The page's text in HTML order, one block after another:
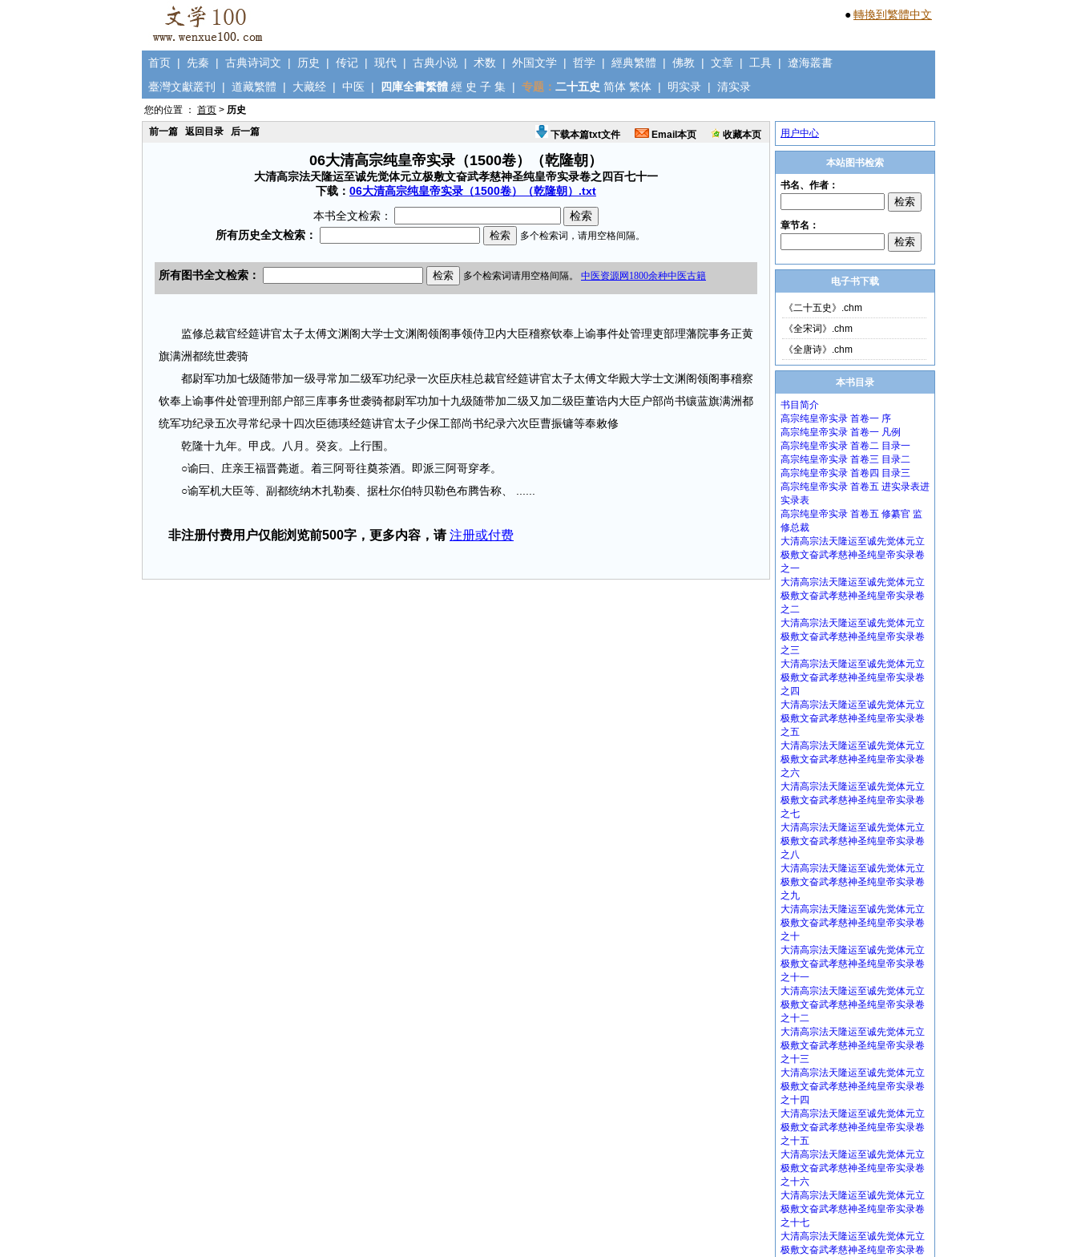
●轉換到繁體中文
首页 | 先秦 | 古典诗词文 | 历史 | 传记 | 现代 | 古典小说 | 术数 | 外国文学 | 哲学 | 經典繁體 | 佛教 | 文章 | 工具 | 遼海叢書
臺灣文獻叢刊
| 道藏繁體 | 大藏经 | 中医 | 四庫全書繁體 經 史 子 集 | 专题： 二十五史 简体 繁体 | 明实录 | 清实录
您的位置 ： 首页 > 历史
前一篇
返回目录 后一篇 下载本篇txt文件 Email本页 收藏本页
06大清高宗纯皇帝实录（1500卷）（乾隆朝）
大清高宗法天隆运至诚先觉体元立极敷文奋武孝慈神圣纯皇帝实录卷之四百七十一
下载： 06大清高宗纯皇帝实录（1500卷）（乾隆朝）.txt
本书全文检索：
监修总裁官经筵讲官太子太傅文渊阁大学士文渊阁领阁事领侍卫内大臣稽察钦奉上谕事件处管理吏部理藩院事务正黄
旗满洲都统世袭骑
都尉军功加七级随带加一级寻常加二级军功纪录一次臣庆桂总裁官经筵讲官太子太傅文华殿大学士文渊阁领阁事稽察
钦奉上谕事件处管理刑部户部三库事务世袭骑都尉军功加十九级随带加二级又加二级臣董诰内大臣户部尚书镶蓝旗满洲都
统军功纪录五次寻常纪录十四次臣德瑛经筵讲官太子少保工部尚书纪录六次臣曹振镛等奉敕修
乾隆十九年。甲戌。八月。癸亥。上行围。
○谕曰、庄亲王福晋薨逝。着三阿哥往奠茶酒。即派三阿哥穿孝。
○谕军机大臣等、副都统纳木扎勒奏、据杜尔伯特贝勒色布腾告称、 ......
非注册付费用户仅能浏览前500字，更多内容，请 注册或付费
用户中心
本站图书检索
电子书下载
《二十五史》.chm
《全宋词》.chm
《全唐诗》.chm
本书目录
书目简介
高宗纯皇帝实录 首卷一 序
高宗纯皇帝实录 首卷一 凡例
高宗纯皇帝实录 首卷二 目录一
高宗纯皇帝实录 首卷三 目录二
高宗纯皇帝实录 首卷四 目录三
高宗纯皇帝实录 首卷五 进实录表进
实录表
高宗纯皇帝实录 首卷五 修纂官 监
修总裁
大清高宗法天隆运至诚先觉体元立
极敷文奋武孝慈神圣纯皇帝实录卷
之一
大清高宗法天隆运至诚先觉体元立
极敷文奋武孝慈神圣纯皇帝实录卷
之二
大清高宗法天隆运至诚先觉体元立
极敷文奋武孝慈神圣纯皇帝实录卷
之三
大清高宗法天隆运至诚先觉体元立
极敷文奋武孝慈神圣纯皇帝实录卷
之四
大清高宗法天隆运至诚先觉体元立
极敷文奋武孝慈神圣纯皇帝实录卷
之五
大清高宗法天隆运至诚先觉体元立
极敷文奋武孝慈神圣纯皇帝实录卷
之六
大清高宗法天隆运至诚先觉体元立
极敷文奋武孝慈神圣纯皇帝实录卷
之七
大清高宗法天隆运至诚先觉体元立
极敷文奋武孝慈神圣纯皇帝实录卷
之八
大清高宗法天隆运至诚先觉体元立
极敷文奋武孝慈神圣纯皇帝实录卷
之九
大清高宗法天隆运至诚先觉体元立
极敷文奋武孝慈神圣纯皇帝实录卷
之十
大清高宗法天隆运至诚先觉体元立
极敷文奋武孝慈神圣纯皇帝实录卷
之十一
大清高宗法天隆运至诚先觉体元立
极敷文奋武孝慈神圣纯皇帝实录卷
之十二
大清高宗法天隆运至诚先觉体元立
极敷文奋武孝慈神圣纯皇帝实录卷
之十三
大清高宗法天隆运至诚先觉体元立
极敷文奋武孝慈神圣纯皇帝实录卷
之十四
大清高宗法天隆运至诚先觉体元立
极敷文奋武孝慈神圣纯皇帝实录卷
之十五
大清高宗法天隆运至诚先觉体元立
极敷文奋武孝慈神圣纯皇帝实录卷
之十六
大清高宗法天隆运至诚先觉体元立
极敷文奋武孝慈神圣纯皇帝实录卷
之十七
大清高宗法天隆运至诚先觉体元立
极敷文奋武孝慈神圣纯皇帝实录卷